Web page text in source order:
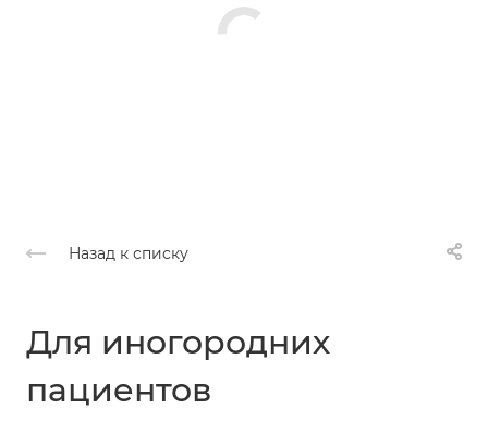
Назад к списку
Для иногородних
пациентов